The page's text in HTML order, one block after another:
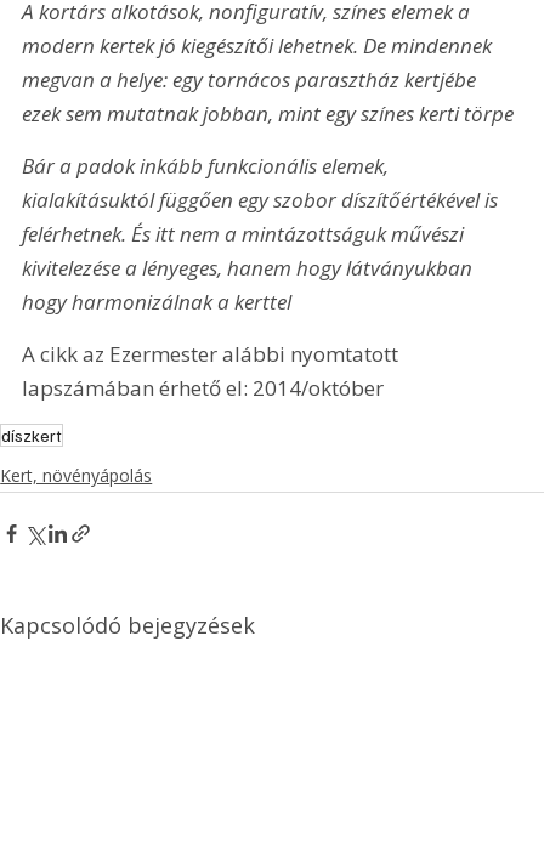
A kortárs alkotások, nonfiguratív, színes elemek a
modern kertek jó kiegészítői lehetnek. De mindennek
megvan a helye: egy tornácos parasztház kertjébe
ezek sem mutatnak jobban, mint egy színes kerti törpe
Bár a padok inkább funkcionális elemek,
kialakításuktól függően egy szobor díszítőértékével is
felérhetnek. És itt nem a mintázottságuk művészi
kivitelezése a lényeges, hanem hogy látványukban
hogy harmonizálnak a kerttel
A cikk az Ezermester alábbi nyomtatott
lapszámában érhető el: 2014/október
díszkert
Kert, növényápolás
Kapcsolódó bejegyzések